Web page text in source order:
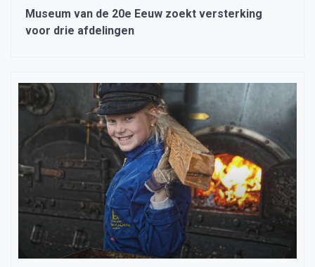
Museum van de 20e Eeuw zoekt versterking
voor drie afdelingen